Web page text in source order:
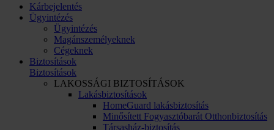
Kárbejelentés
Ügyintézés
Ügyintézés
Magánszemélyeknek
Cégeknek
Biztosítások
Biztosítások
LAKOSSÁGI BIZTOSÍTÁSOK
Lakásbiztosítások
HomeGuard lakásbiztosítás
Minősített Fogyasztóbarát Otthonbiztosítás
Társasház-biztosítás